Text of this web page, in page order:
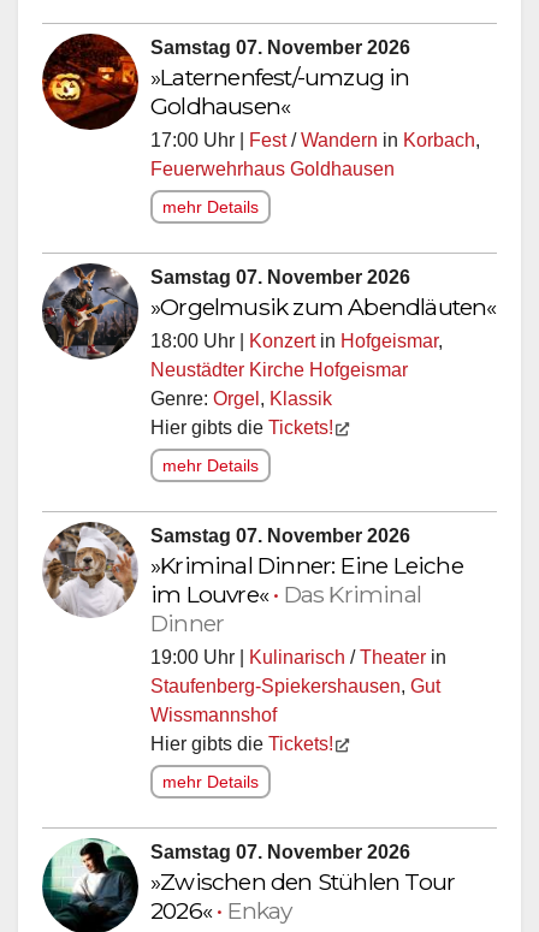
Samstag 07. November 2026
»Laternenfest/-umzug in
Goldhausen«
17:00 Uhr | Fest/Wandern in Korbach,
Feuerwehrhaus Goldhausen
mehr Details
Samstag 07. November 2026
»Orgelmusik zum Abendläuten«
18:00 Uhr | Konzertin Hofgeismar,
Neustädter Kirche Hofgeismar
Genre: Orgel , Klassik
Hier gibts die Tickets!
mehr Details
Samstag 07. November 2026
»Kriminal Dinner: Eine Leiche
im Louvre«• Das Kriminal
Dinner
19:00 Uhr | Kulinarisch /Theater in
Staufenberg-Spiekershausen, Gut
Wissmannshof
Hier gibts die Tickets!
mehr Details
Samstag 07. November 2026
»Zwischen den Stühlen Tour
2026«• Enkay